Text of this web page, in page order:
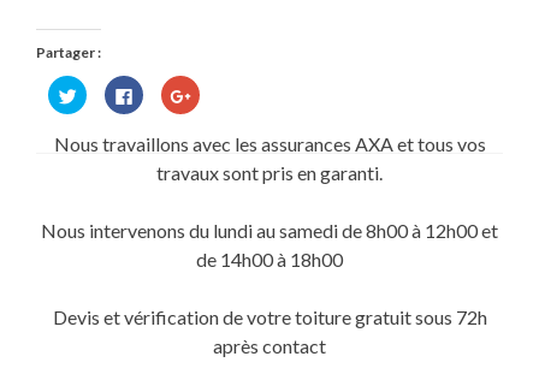
Partager :
Cliquez
pour
partager
Twitter(ouvre
Cliquez
pour
partager
sur
Facebook(ouvre
dans
une
Cliquez
pour
Google+
dans
fenêtre)
Nous travaillons avec les assurances AXA et tous vos
travaux sont pris en garanti.
Nous intervenons du lundi au samedi de 8h00 à 12h00 et
de 14h00 à 18h00
Devis et vérification de votre toiture gratuit sous 72h
après contact